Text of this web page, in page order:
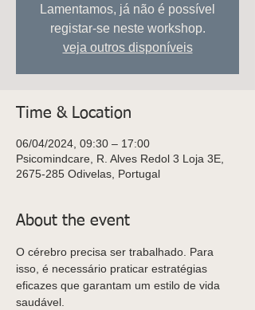
Lamentamos, já não é possível
registar-se neste workshop.
veja outros disponíveis
Time & Location
06/04/2024, 09:30 – 17:00
Psicomindcare, R. Alves Redol 3 Loja 3E,
2675-285 Odivelas, Portugal
About the event
O cérebro precisa ser trabalhado. Para
isso, é necessário praticar estratégias
eficazes que garantam um estilo de vida
saudável.